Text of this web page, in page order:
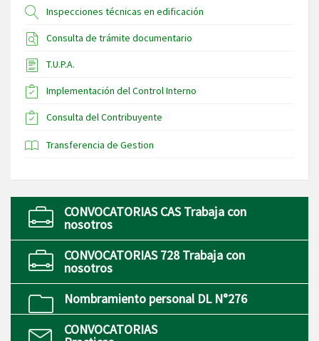
Inspecciones técnicas en edificación
Consulta de trámite documentario
T.U.P.A.
Implementación del Control Interno
Consulta del Contribuyente
Transferencia de Gestion
CONVOCATORIAS CAS Trabaja con
nosotros
CONVOCATORIAS 728 Trabaja con
nosotros
Nombramiento personal DL N°276
CONVOCATORIAS